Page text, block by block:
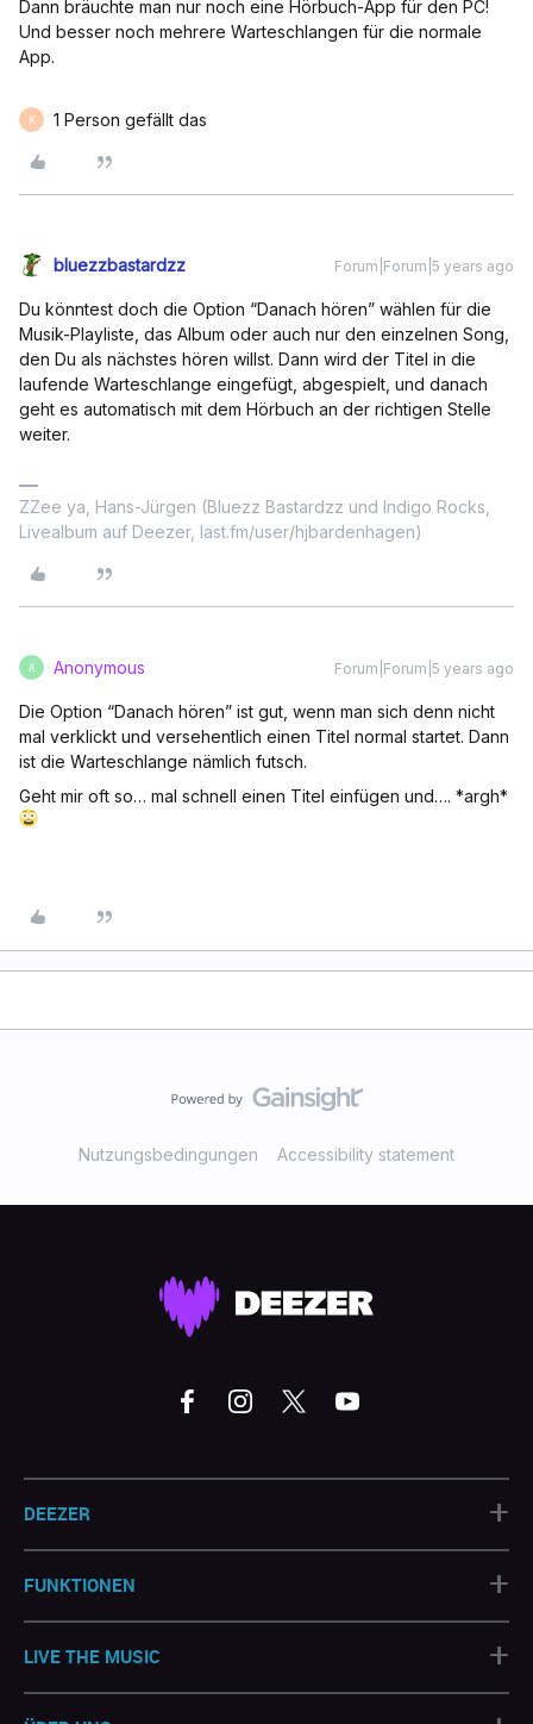
Dann bräuchte man nur noch eine Hörbuch-App für den PC!
Und besser noch mehrere Warteschlangen für die normale
App.
K 1 Person gefällt das
bluezzbastardzz Forum|Forum|5 years ago
Du könntest doch die Option “Danach hören” wählen für die
Musik-Playliste, das Album oder auch nur den einzelnen Song,
den Du als nächstes hören willst. Dann wird der Titel in die
laufende Warteschlange eingefügt, abgespielt, und danach
geht es automatisch mit dem Hörbuch an der richtigen Stelle
weiter.
ZZee ya, Hans-Jürgen (Bluezz Bastardzz und Indigo Rocks,
Livealbum auf Deezer, last.fm/user/hjbardenhagen)
A Anonymous Forum|Forum|5 years ago
Die Option “Danach hören” ist gut, wenn man sich denn nicht
mal verklickt und versehentlich einen Titel normal startet. Dann
ist die Warteschlange nämlich futsch.
Geht mir oft so… mal schnell einen Titel einfügen und…. *argh*
Nutzungsbedingungen Accessibility statement
DEEZER +
FUNKTIONEN +
LIVE THE MUSIC +